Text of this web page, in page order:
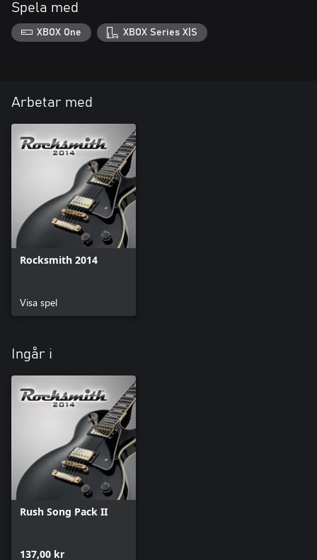
Spela med
XBOX One XBOX Series X|S
Arbetar med
Rocksmith 2014
Visa spel
Ingår i
Rush Song Pack II
137,00 kr